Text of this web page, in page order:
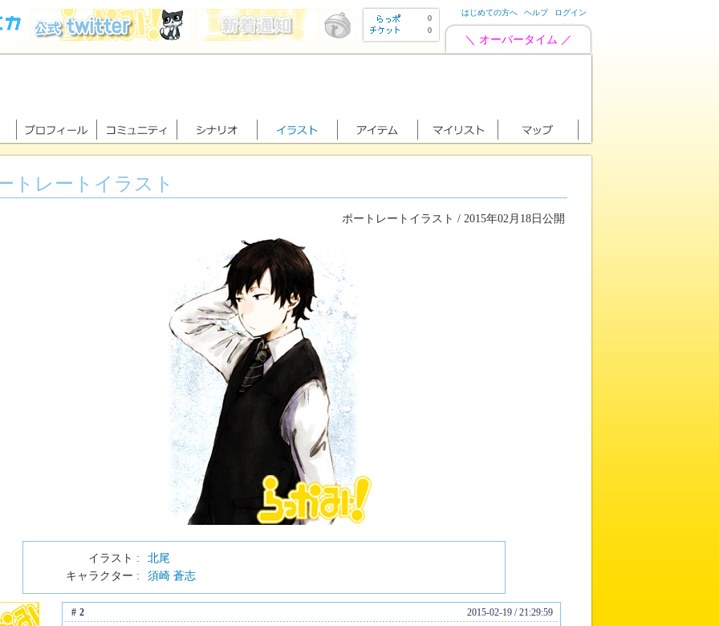
0
0
はじめての方へ ヘルプ ログイン
＼ オーバータイム ／
トレートイラスト
ポートレートイラスト / 2015年02月18日公開
イラスト :
北尾
キャラクター :
須崎 蒼志
#2 2015-02-19 / 21:29:59